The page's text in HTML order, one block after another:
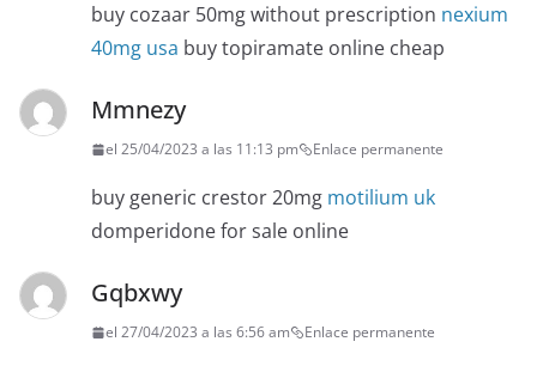
buy cozaar 50mg without prescription nexium
40mg usa buy topiramate online cheap
Mmnezy
el 25/04/2023 a las 11:13 pm Enlace permanente
buy generic crestor 20mg motilium uk
domperidone for sale online
Gqbxwy
el 27/04/2023 a las 6:56 am Enlace permanente